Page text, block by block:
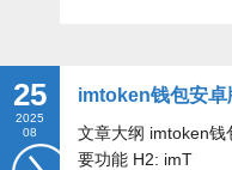
25
2025
08
imtoken钱包安卓
文章大纲 imtoken钱
要功能 H2: imT